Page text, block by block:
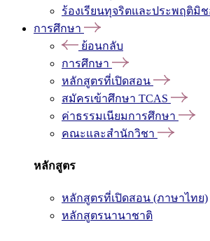
ร้องเรียนทุจริตและประพฤติมิ
การศึกษา
ย้อนกลับ
การศึกษา
หลักสูตรที่เปิดสอน
สมัครเข้าศึกษา TCAS
ค่าธรรมเนียมการศึกษา
คณะและสำนักวิชา
หลักสูตร
หลักสูตรที่เปิดสอน (ภาษาไทย)
หลักสูตรนานาชาติ